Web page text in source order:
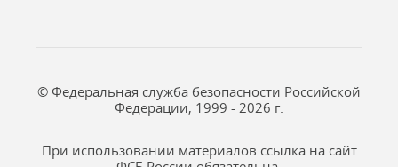
© Федеральная служба безопасности Российской
Федерации, 1999 - 2026 г.
При использовании материалов ссылка на сайт